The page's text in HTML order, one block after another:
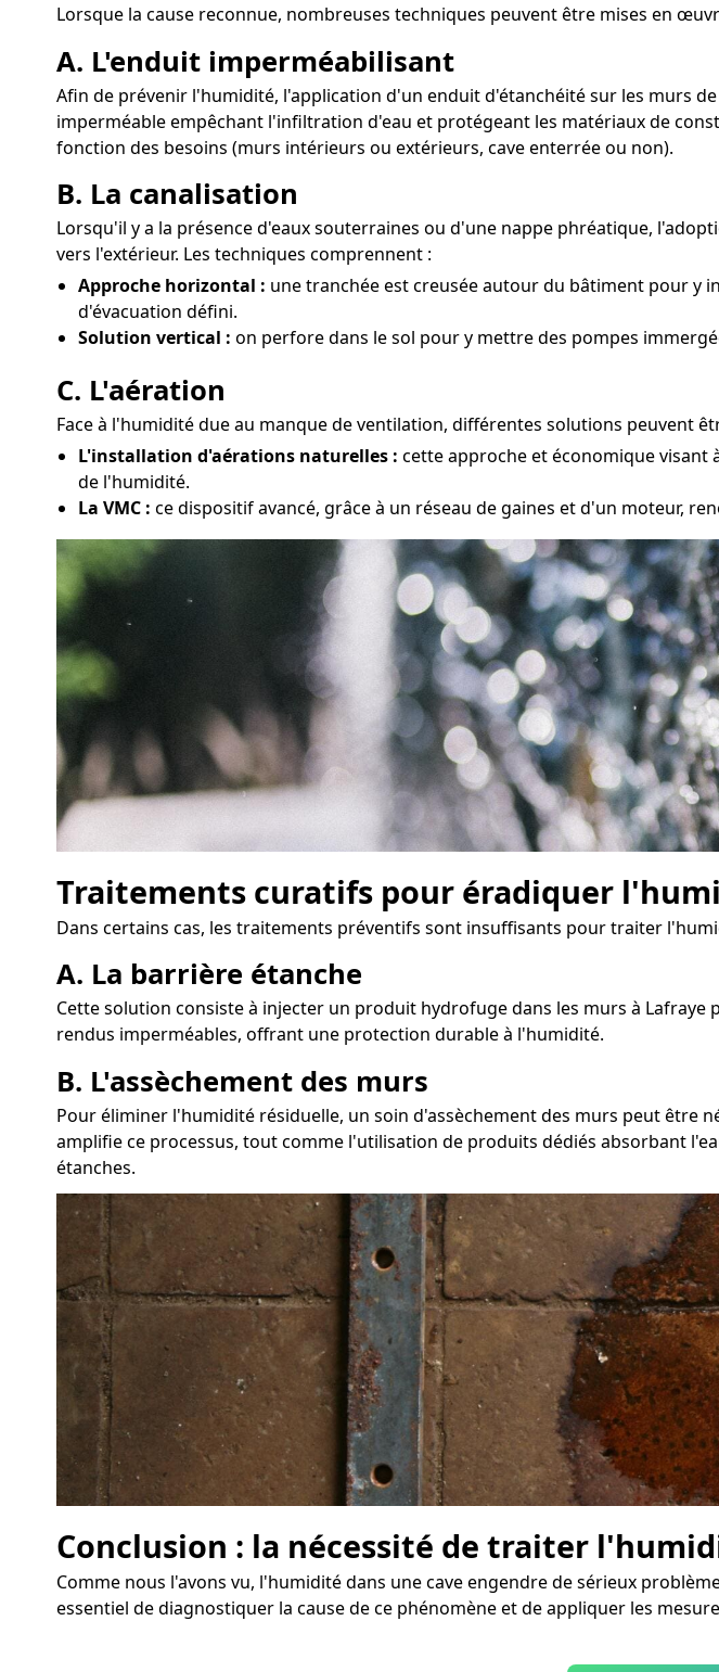
Lorsque la cause reconnue, nombreuses techniques peuvent être mises en
A. L'enduit imperméabilisant
Afin de prévenir l'humidité, l'application d'un enduit d'étanchéité sur les murs
imperméable empêchant l'infiltration d'eau et protégeant les matériaux de
fonction des besoins (murs intérieurs ou extérieurs, cave enterrée ou non).
B. La canalisation
Lorsqu'il y a la présence d'eaux souterraines ou d'une nappe phréatique,
vers l'extérieur. Les techniques comprennent :
Approche horizontal : une tranchée est creusée autour du bâtiment pour y
d'évacuation défini.
Solution vertical : on perfore dans le sol pour y mettre des pompes
C. L'aération
Face à l'humidité due au manque de ventilation, différentes solutions peuvent
L'installation d'aérations naturelles : cette approche et économique visant
de l'humidité.
La VMC : ce dispositif avancé, grâce à un réseau de gaines et d'un moteur,
Traitements curatifs pour éradiquer
Dans certains cas, les traitements préventifs sont insuffisants pour traiter
A. La barrière étanche
Cette solution consiste à injecter un produit hydrofuge dans les murs à
rendus imperméables, offrant une protection durable à l'humidité.
B. L'assèchement des murs
Pour éliminer l'humidité résiduelle, un soin d'assèchement des murs peut être
amplifie ce processus, tout comme l'utilisation de produits dédiés absorbant
étanches.
Conclusion : la nécessité de traiter
Comme nous l'avons vu, l'humidité dans une cave engendre de sérieux
essentiel de diagnostiquer la cause de ce phénomène et de appliquer les